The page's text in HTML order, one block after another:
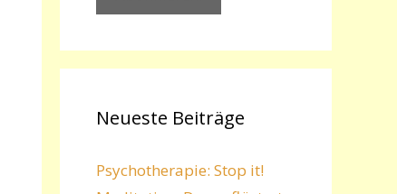
Neueste Beiträge
Psychotherapie: Stop it!